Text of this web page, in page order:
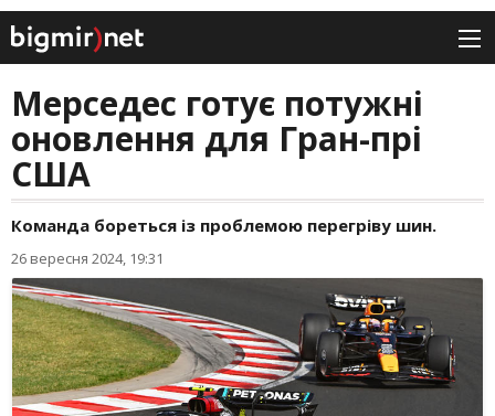
Мерседес готує потужні
оновлення для Гран-прі
США
Команда бореться із проблемою перегріву шин.
26 вересня 2024, 19:31